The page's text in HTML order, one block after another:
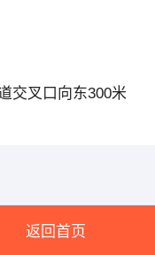
交叉口向东300米
返回首页